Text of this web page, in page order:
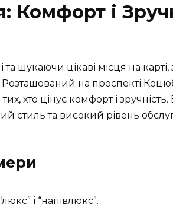
Комфорт і
шукаючи цікаві місця на карті,
Розташований на проспекті
хто цінує комфорт і
стиль та високий рівень
і “напівлюкс”.